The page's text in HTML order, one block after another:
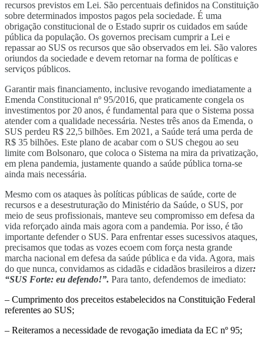
recursos previstos em Lei. São percentuais definidos na Constituição
sobre determinados impostos pagos pela sociedade. É uma
obrigação constitucional de o Estado suprir os cuidados em saúde
pública da população. Os governos precisam cumprir a Lei e
repassar ao SUS os recursos que são observados em lei. São valores
oriundos da sociedade e devem retornar na forma de políticas e
serviços públicos.
Garantir mais financiamento, inclusive revogando imediatamente a
Emenda Constitucional nº 95/2016, que praticamente congela os
investimentos por 20 anos, é fundamental para que o Sistema possa
atender com a qualidade necessária. Nestes três anos da Emenda, o
SUS perdeu R$ 22,5 bilhões. Em 2021, a Saúde terá uma perda de
R$ 35 bilhões. Este plano de acabar com o SUS chegou ao seu
limite com Bolsonaro, que coloca o Sistema na mira da privatização,
em plena pandemia, justamente quando a saúde pública torna-se
ainda mais necessária.
Mesmo com os ataques às políticas públicas de saúde, corte de
recursos e a desestruturação do Ministério da Saúde, o SUS, por
meio de seus profissionais, manteve seu compromisso em defesa da
vida reforçado ainda mais agora com a pandemia. Por isso, é tão
importante defender o SUS. Para enfrentar esses sucessivos ataques,
precisamos que todas as vozes ecoem com força nesta grande
marcha nacional em defesa da saúde pública e da vida. Agora, mais
do que nunca, convidamos as cidadãs e cidadãos brasileiros a dizer:
“SUS Forte: eu defendo!”. Para tanto, defendemos de imediato:
– Cumprimento dos preceitos estabelecidos na Constituição Federal
referentes ao SUS;
– Reiteramos a necessidade de revogação imediata da EC nº 95;